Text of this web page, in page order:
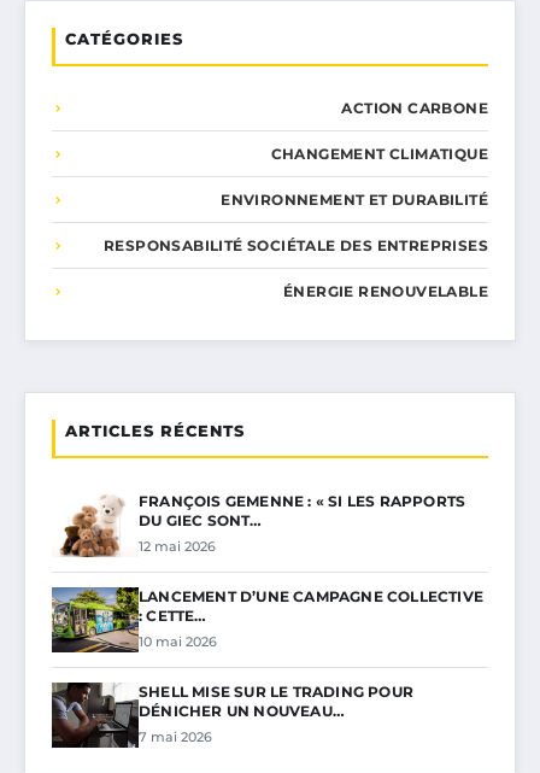
CATÉGORIES
ACTION CARBONE
CHANGEMENT CLIMATIQUE
ENVIRONNEMENT ET DURABILITÉ
RESPONSABILITÉ SOCIÉTALE DES ENTREPRISES
ÉNERGIE RENOUVELABLE
ARTICLES RÉCENTS
FRANÇOIS GEMENNE : « SI LES RAPPORTS
DU GIEC SONT…
12 mai 2026
LANCEMENT D’UNE CAMPAGNE COLLECTIVE
: CETTE…
10 mai 2026
SHELL MISE SUR LE TRADING POUR
DÉNICHER UN NOUVEAU…
7 mai 2026